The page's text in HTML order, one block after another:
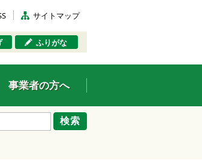
サイトマップ
ふりがな
事業者の方へ
検索